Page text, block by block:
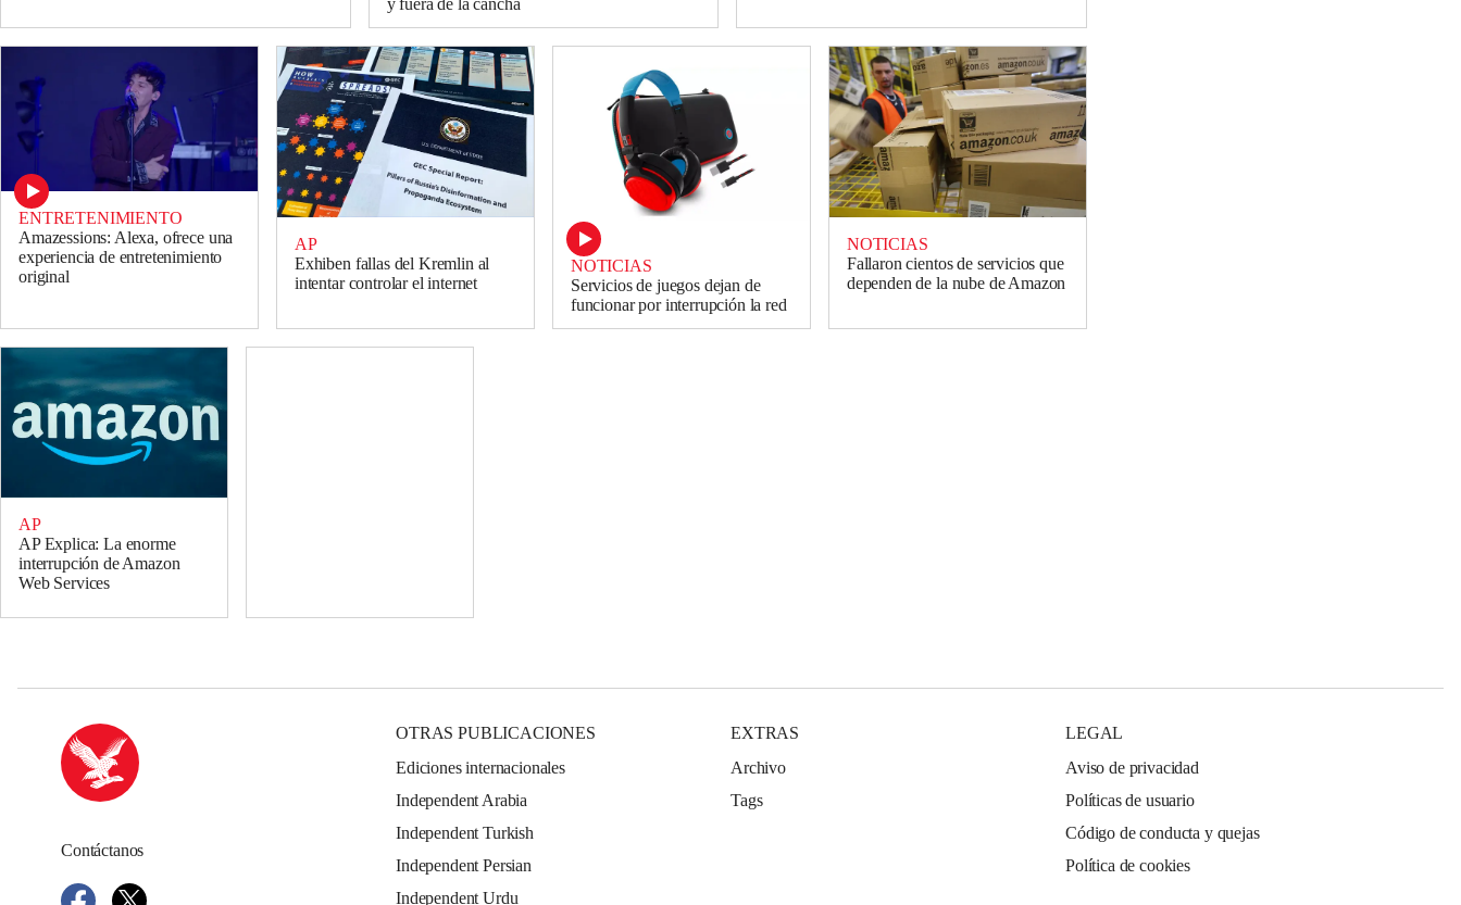
ENTRETENIMIENTO
Amazessions: Alexa, ofrece una
experiencia de entretenimiento
original
AP
Exhiben fallas del Kremlin al
intentar controlar el internet
NOTICIAS
Servicios de juegos dejan de
funcionar por interrupción la red
NOTICIAS
Fallaron cientos de servicios que
dependen de la nube de Amazon
AP
AP Explica: La enorme
interrupción de Amazon
Web Services
Contáctanos
OTRAS PUBLICACIONES
Ediciones internacionales
Independent Arabia
Independent Turkish
Independent Persian
Independent Urdu
EXTRAS
Archivo
Tags
LEGAL
Aviso de privacidad
Políticas de usuario
Código de conducta y quejas
Política de cookies